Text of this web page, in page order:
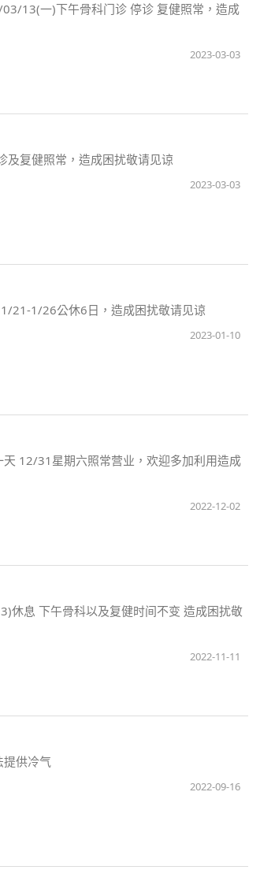
13(一)下午骨科门诊 停诊 复健照常，造成
2023-03-03
及复健照常，造成困扰敬请见谅
2023-03-03
21-1/26公休6日，造成困扰敬请见谅
2023-01-10
12/31星期六照常营业，欢迎多加利用造成
2022-12-02
休息 下午骨科以及复健时间不变 造成困扰敬
2022-11-11
供冷气
2022-09-16